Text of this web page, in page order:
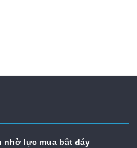
nhờ lực mua bắt đáy